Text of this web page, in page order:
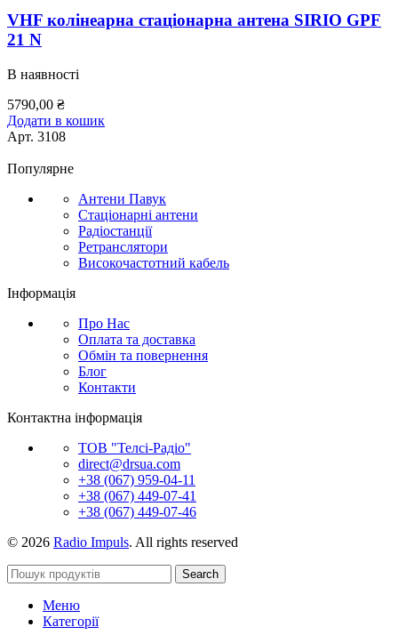
VHF колінеарна стаціонарна антена SIRIO GPF
21 N
В наявності
5790,00 ₴
Додати в кошик
Арт. 3108
Популярне
Антени Павук
Стаціонарні антени
Радіостанції
Ретранслятори
Високочастотний кабель
Інформація
Про Нас
Оплата та доставка
Обмін та повернення
Блог
Контакти
Контактна інформація
ТОВ "Телсі-Радіо"
direct@drsua.com
+38 (067) 959-04-11
+38 (067) 449-07-41
+38 (067) 449-07-46
© 2026 Radio Impuls. All rights reserved
Search
Меню
Категорії